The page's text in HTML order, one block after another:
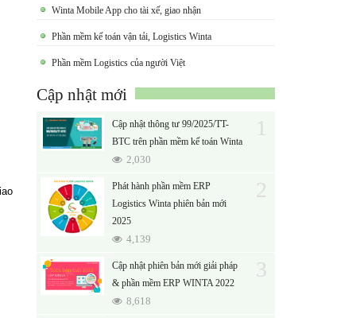
Winta Mobile App cho tài xế, giao nhận
Phần mềm kế toán vận tải, Logistics Winta
Phần mềm Logistics của người Việt
Cập nhật mới
Cập nhật thông tư 99/2025/TT-
BTC trên phần mềm kế toán Winta
2,030
1
Phát hành phần mềm ERP
Logistics Winta phiên bản mới
2025
4,139
2
Cập nhật phiên bản mới giải pháp
& phần mềm ERP WINTA 2022
8,618
3